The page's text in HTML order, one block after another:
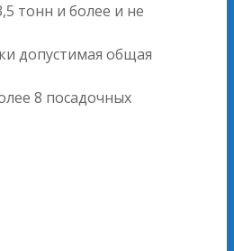
тонн и более и не
допустимая общая
8 посадочных